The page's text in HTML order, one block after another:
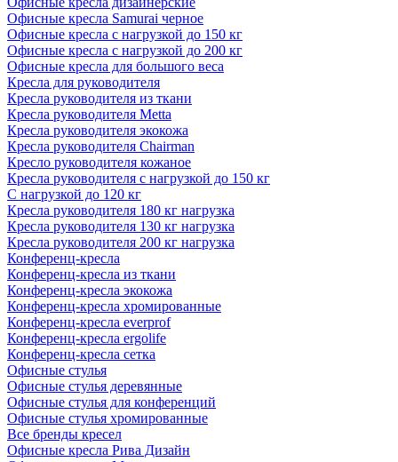
Офисные кресла Samurai черное
Офисные кресла с нагрузкой до 150 кг
Офисные кресла с нагрузкой до 200 кг
Офисные кресла для большого веса
Кресла для руководителя
Кресла руководителя из ткани
Кресла руководителя Metta
Кресла руководителя экокожа
Кресла руководителя Chairman
Кресло руководителя кожаное
Кресла руководителя с нагрузкой до 150 кг
С нагрузкой до 120 кг
Кресла руководителя 180 кг нагрузка
Кресла руководителя 130 кг нагрузка
Кресла руководителя 200 кг нагрузка
Конференц-кресла
Конференц-кресла из ткани
Конференц-кресла экокожа
Конференц-кресла хромированные
Конференц-кресла everprof
Конференц-кресла ergolife
Конференц-кресла сетка
Офисные стулья
Офисные стулья деревянные
Офисные стулья для конференций
Офисные стулья хромированные
Все бренды кресел
Офисные кресла Рива Дизайн